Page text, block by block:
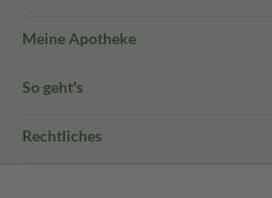
Meine Apotheke
So geht's
Rechtliches